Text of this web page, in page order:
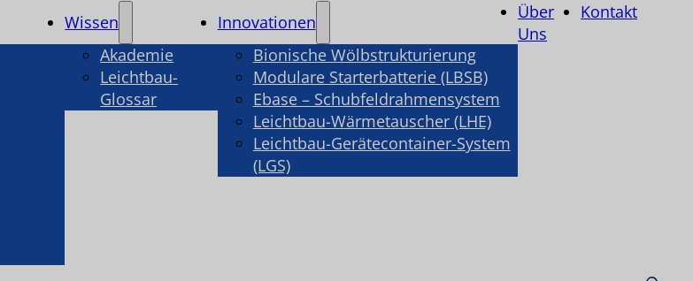
Wissen
Akademie
Leichtbau-
Glossar
Innovationen
Bionische Wölbstrukturierung
Modulare Starterbatterie (LBSB)
Ebase – Schubfeldrahmensystem
Leichtbau-Wärmetauscher (LHE)
Leichtbau-Gerätecontainer-System
(LGS)
Über
Uns
Kontakt